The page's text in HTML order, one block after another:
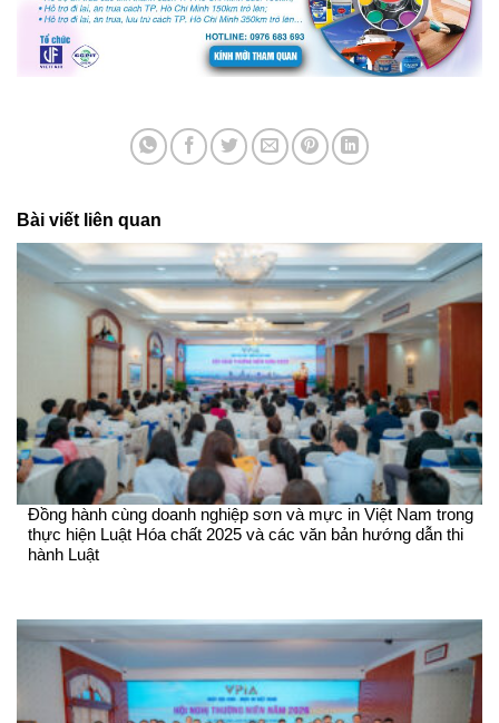
Bài viết liên quan
Đồng hành cùng doanh nghiệp sơn và mực in Việt Nam trong
thực hiện Luật Hóa chất 2025 và các văn bản hướng dẫn thi
hành Luật